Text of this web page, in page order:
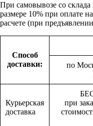
При самовывозе со склада
размере 10% при оплате
расчете (при
Способ
доставки:
по
Курьерская
доставка
при